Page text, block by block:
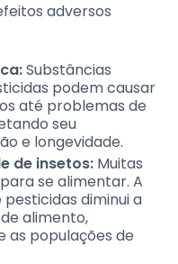
adversos
Substâncias
podem causar
até problemas de
seu
e longevidade.
de insetos: Muitas
se alimentar. A
diminui a
alimento,
populações de